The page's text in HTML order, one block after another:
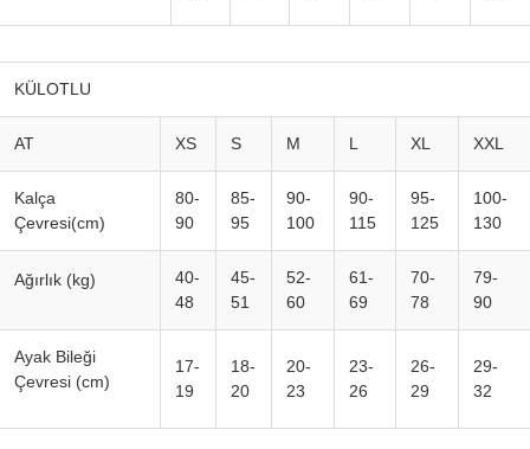
KÜLOTLU
AT XS S M L XL XXL
Kalça
Çevresi(cm)
80-
90
85-
95
90-
100
90-
115
95-
125
100-
130
Ağırlık (kg)
40-
48
45-
51
52-
60
61-
69
70-
78
79-
90
Ayak Bileği
Çevresi (cm)
17-
19
18-
20
20-
23
23-
26
26-
29
29-
32